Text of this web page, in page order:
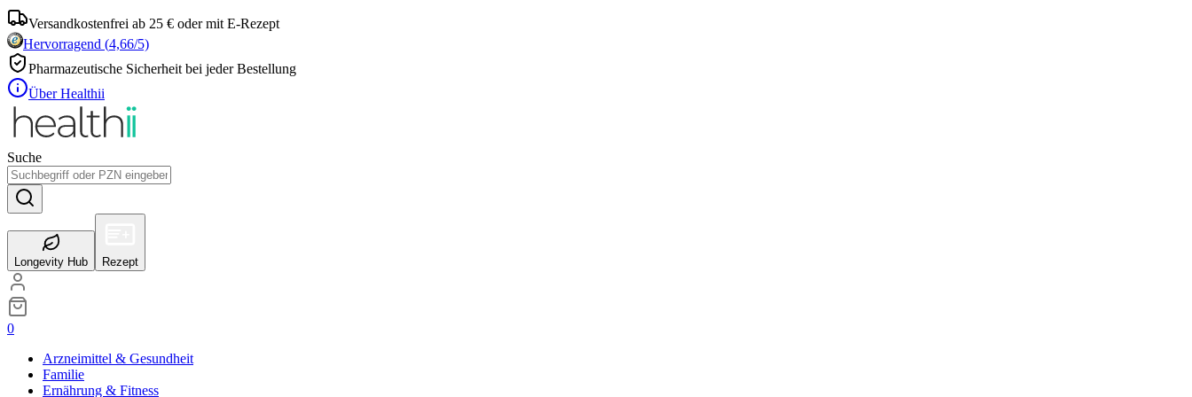
Versandkostenfrei ab 25 € oder mit E-Rezept
Hervorragend (4,66/5)
Pharmazeutische Sicherheit bei jeder Bestellung
Über Healthii
Suche
Longevity Hub Rezept
0
Arzneimittel & Gesundheit
Familie
Ernährung & Fitness